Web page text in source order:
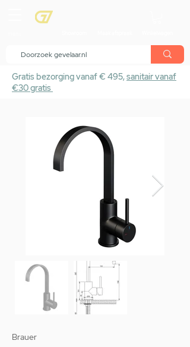
Gratis bezorging vanaf € 495,sanitair vanaf
€30 gratis
Brauer